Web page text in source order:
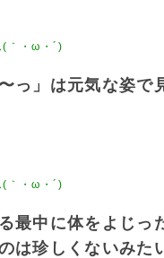
(｀・ω・´)
っ」は元気な姿で
(｀・ω・´)
最中に体をよじっ
は珍しくないみた